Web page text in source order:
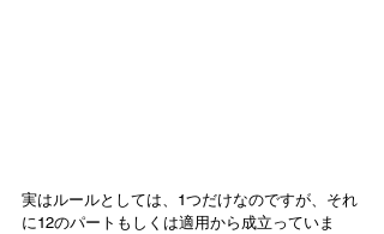
実はルールとしては、1つだけなのですが、それ
に12のパートもしくは適用から成立っていま